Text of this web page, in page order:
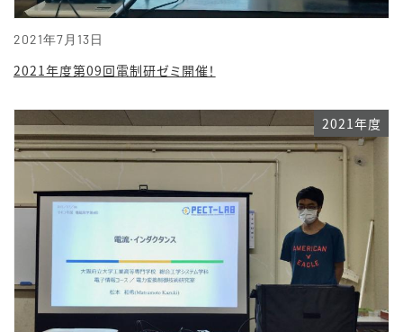
2021年7月13日
2021年度第09回電制研ゼミ開催！
2021年度